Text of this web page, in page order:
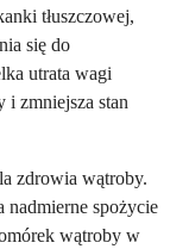
tłuszczowej,
się do
utrata wagi
i zmniejsza stan
zdrowia wątroby.
nadmierne spożycie
wątroby w